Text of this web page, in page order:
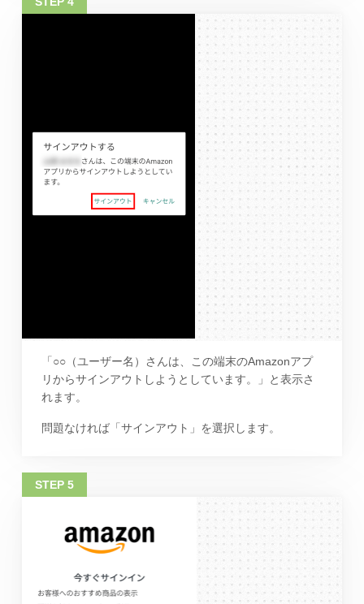
「○○（ユーザー名）さんは、この端末のAmazonアプ
リからサインアウトしようとしています。」と表示さ
れます。
問題なければ「サインアウト」を選択します。